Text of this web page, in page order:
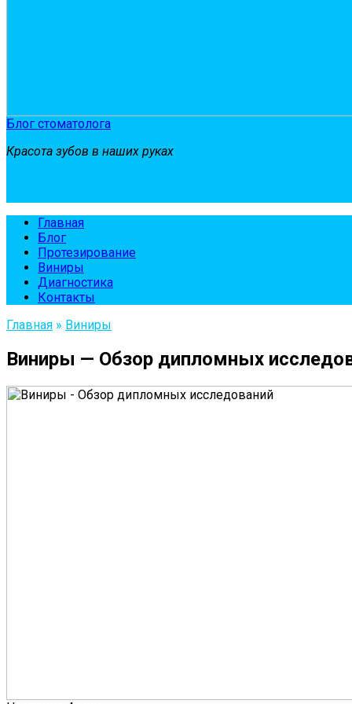
Блог стоматолога
Красота зубов в наших руках
Главная
Блог
Протезирование
Виниры
Диагностика
Контакты
Главная » Виниры
Виниры — Обзор дипломных